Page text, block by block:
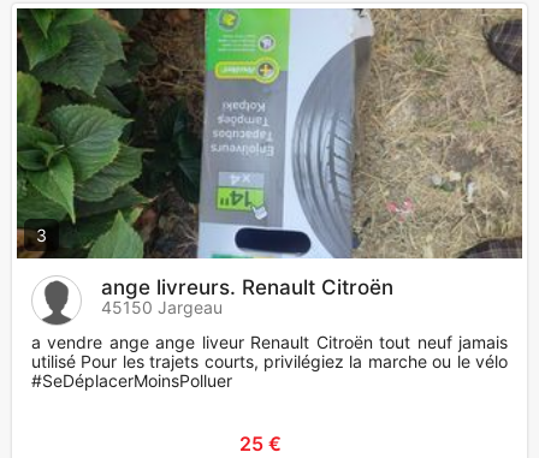
3
ange livreurs. Renault Citroën
45150 Jargeau
a vendre ange ange liveur Renault Citroën tout neuf jamais
utilisé Pour les trajets courts, privilégiez la marche ou le vélo
#SeDéplacerMoinsPolluer
25 €